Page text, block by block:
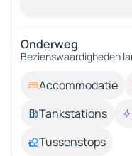
Onderweg
Bezienswaardigheden
Accommodatie
Tankstations
Tussenstops